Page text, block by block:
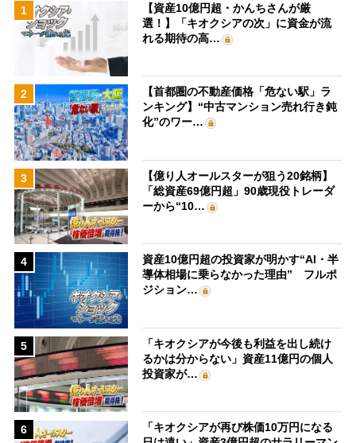
1
【資産10億円超・かんちさんが厳
選！】「キオクシアの次」に資金が流
れる期待の高…
2
【首都圏の不動産価格「危ない駅」ラ
ンキング】“中古マンション売れ行き鈍
化”のワー…
3
【億り人オールスターが狙う20銘柄】
「総資産69億円超」90歳現役トレーダ
ーから“10…
4
資産10億円超の投資家が明かす“AI・半
導体相場に乗らなかった理由” フルポ
ジション…
5
「キオクシアが今後も利益を出し続け
るかは分からない」資産11億円の個人
投資家が…
6
「キオクシアが再び株価10万円になる